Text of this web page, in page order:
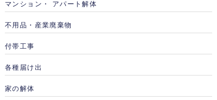
マンション・ アパート解体
不用品・産業廃棄物
付帯工事
各種届け出
家の解体